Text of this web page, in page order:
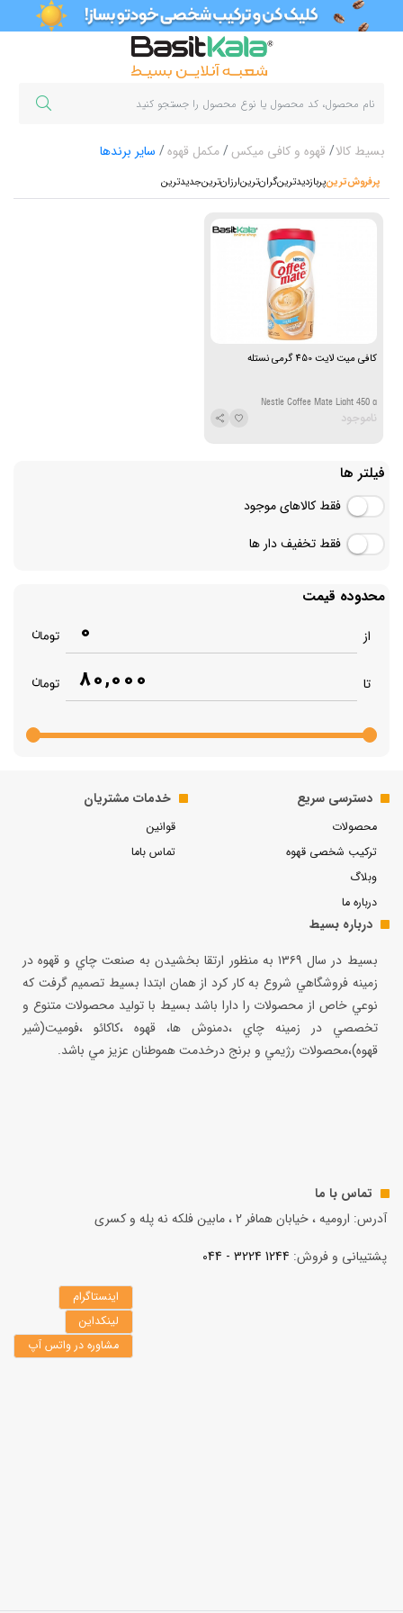
بسیط کالا قهوه و کافی میکس مکمل قهوه سایر برندها
پرفروش‌ترین‌پربازدیدترینگران‌ترینارزان‌ترینجدیدترین
کافی میت لایت 450 گرمی نستله
Nestle Coffee Mate Light 450 g
ناموجود
فیلتر ها
فقط کالاهای موجود
فقط تخفیف دار ها
محدوده قیمت
از 0
تا 80,000
دسترسی سریع
محصولات
ترکیب شخصی قهوه
وبلاگ
درباره ما
خدمات مشتریان
قوانین
تماس باما
درباره بسیط
بسيط در سال ۱۳۶۹ به منظور ارتقا بخشيدن به صنعت چاي و قهوه در
زمينه فروشگاهي شروع به كار كرد از همان ابتدا بسيط تصميم گرفت كه
نوعي خاص از محصولات را دارا باشد بسيط با توليد محصولات متنوع و
تخصصي در زمينه چاي ،دمنوش ها، قهوه ،كاكائو ،فوميت(شير
قهوه)،محصولات رژيمي و برنج درخدمت هموطنان عزيز مي باشد.
تماس با ما
آدرس: ارومیه ، خیابان همافر 2 ، مابين فلكه نه پله و کسری
پشتیبانی و فروش: 1244 3224 - 044
اینستاگرام
لینکداین
مشاوره در واتس آپ